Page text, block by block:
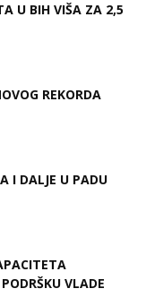
U BIH VIŠA ZA 2,5
REKORDA
I DALJE U PADU
VLADE